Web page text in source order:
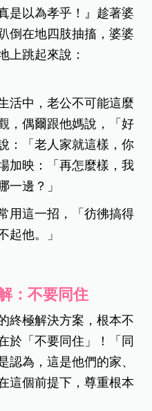
是以為孝乎！』趁著婆
倒在地四肢抽搐，婆婆
上跳起來說：
活中，老公不可能這麼
，偶爾跟他媽說，「好
：「老人家就這樣，你
加映：「再怎麼樣，我
一邊？」
用這一招，「彷彿搞得
起他。」
：不要同住
終極解決方案，根本不
於「不要同住」！「同
認為，這是他們的家、
這個前提下，尊重根本